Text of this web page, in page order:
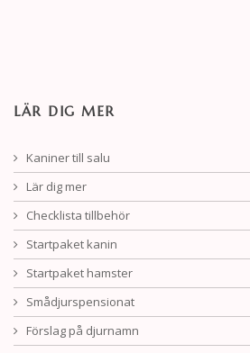
LÄR DIG MER
Kaniner till salu
Lär dig mer
Checklista tillbehör
Startpaket kanin
Startpaket hamster
Smådjurspensionat
Förslag på djurnamn